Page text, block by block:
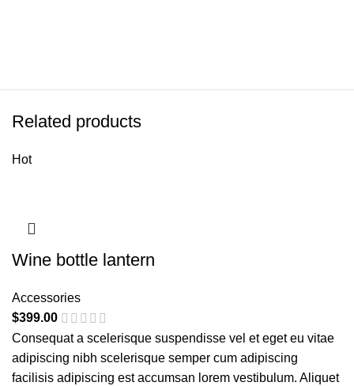
Related products
Hot
Wine bottle lantern
Accessories
$399.00
Consequat a scelerisque suspendisse vel et eget eu vitae
adipiscing nibh scelerisque semper cum adipiscing
facilisis adipiscing est accumsan lorem vestibulum. Aliquet